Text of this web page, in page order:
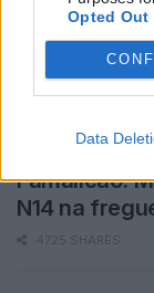
Opted Out
Data
Famalicão:
N14 na
4725 SHARES